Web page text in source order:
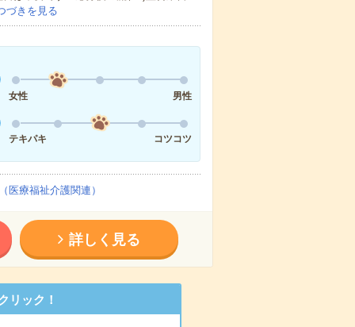
づきを見る
女性 男性
テキパキ コツコツ
療福祉介護関連）
詳しく見る
リック！